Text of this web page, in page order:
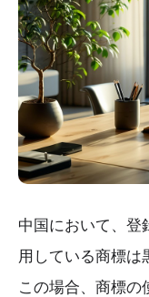
中国において、登
用している商標は
この場合、商標の